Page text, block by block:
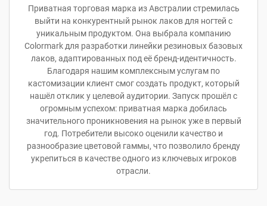
Приватная торговая марка из Австралии стремилась
выйти на конкурентный рынок лаков для ногтей с
уникальным продуктом. Она выбрала компанию
Colormark для разработки линейки резиновых базовых
лаков, адаптированных под её бренд-идентичность.
Благодаря нашим комплексным услугам по
кастомизации клиент смог создать продукт, который
нашёл отклик у целевой аудитории. Запуск прошёл с
огромным успехом: приватная марка добилась
значительного проникновения на рынок уже в первый
год. Потребители высоко оценили качество и
разнообразие цветовой гаммы, что позволило бренду
укрепиться в качестве одного из ключевых игроков
отрасли.